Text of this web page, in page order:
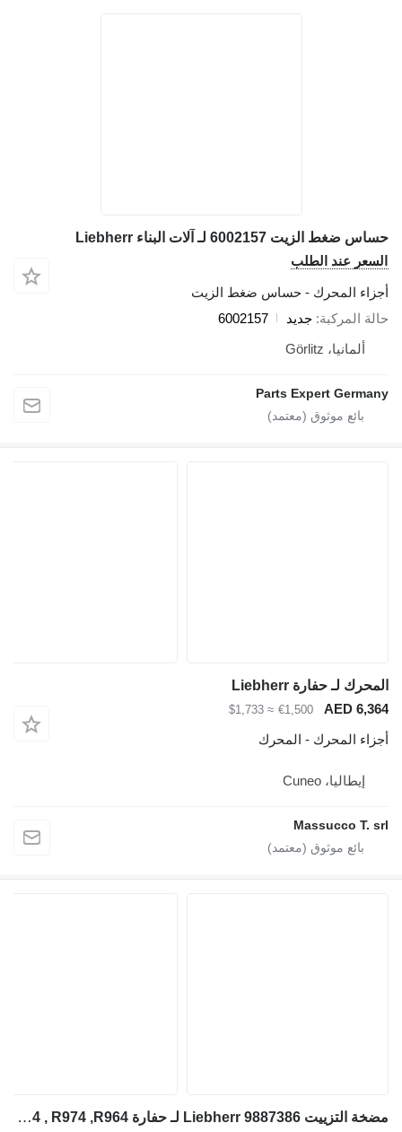
حساس ضغط الزيت 6002157 لـ آلات البناء Liebherr
السعر عند الطلب
أجزاء المحرك - حساس ضغط الزيت
حالة المركبة جديد
6002157
ألمانيا، Görlitz
Parts Expert Germany
المحرك لـ حفارة Liebherr
AED 6,364
€1,500
≈ $1,733
أجزاء المحرك - المحرك
إيطاليا، Cuneo
Massucco T. srl
مضخة التزييت Liebherr 9887386 لـ حفارة Liebherr P964 , R974 ,R964